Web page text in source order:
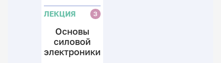
ЛЕКЦИЯ З
Основы
силовой
электроники